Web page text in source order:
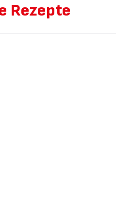
Rezepte